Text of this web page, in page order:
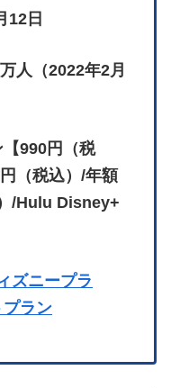
12日
人（2022年2月
990円（税
（税込）/年額
/Hulu Disney+
ズニープラ
ラン